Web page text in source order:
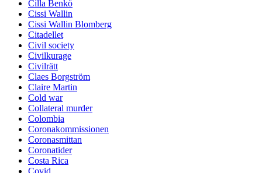
Cilla Benkö
Cissi Wallin
Cissi Wallin Blomberg
Citadellet
Civil society
Civilkurage
Civilrätt
Claes Borgström
Claire Martin
Cold war
Collateral murder
Colombia
Coronakommissionen
Coronasmittan
Coronatider
Costa Rica
Covid